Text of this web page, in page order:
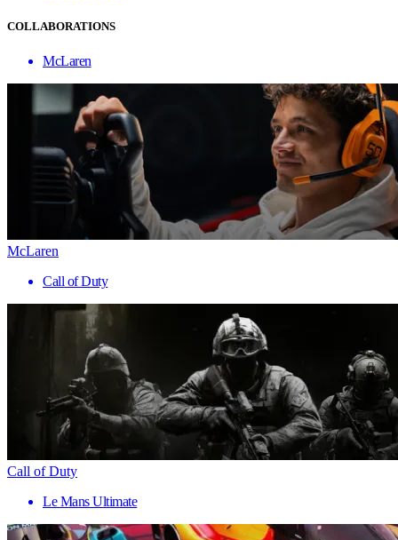
COLLABORATIONS
McLaren
McLaren
Call of Duty
Call of Duty
Le Mans Ultimate